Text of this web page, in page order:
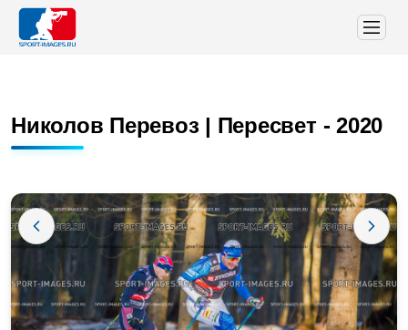
Николов Перевоз | Пересвет - 2020